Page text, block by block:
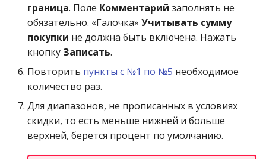
граница. Поле Комментарий заполнять не
обязательно. «Галочка» Учитывать сумму
покупки не должна быть включена. Нажать
кнопку Записать.
Повторить пункты с №1 по №5 необходимое
количество раз.
Для диапазонов, не прописанных в условиях
скидки, то есть меньше нижней и больше
верхней, берется процент по умолчанию.